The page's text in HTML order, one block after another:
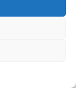
a Partir de